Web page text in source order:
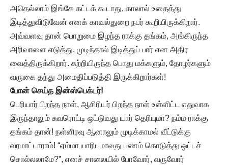
அதெல்லாம் இங்கே கட்டக் கூடாது, காலால் உதைத்து
இடித்துவிடுவேன் எனக் காவல்துறை நபர் கூறியிருக்கிறார்.
அவ்வளவு தான் பொறுமை இழந்த ராக்கு தங்கம், அங்கிருந்த
அரிவாளை எடுத்து, முடிந்தால் இடித்துப் பார் என அதிர
வைத்திருக்கிறார். சுற்றியிருந்த பொது மக்களும், தோழர்களும்
வருகை தந்து அமைதிப்படுத்தி இருக்கிறார்கள்!
போன் செய்த இன்ஸ்பெக்டர்!
பெரியார் பிறந்த நாள், ஆசிரியர் பிறந்த நாள் உள்ளிட்ட எதுவாக
இருந்தாலும் சுவரொட்டி ஒட்டுவது யார் தெரியுமா? நம்ம ராக்கு
தங்கம் தான்! நள்ளிரவு ஆனாலும் முடிக்காமல் வீட்டுக்கு
வரமாட்டாராம்! “ஏம்மா யாரிடமாவது பணம் கொடுத்து ஒட்டச்
சொல்லலாமே?”, எனச் சாலையில் போவோர், வருவோர்